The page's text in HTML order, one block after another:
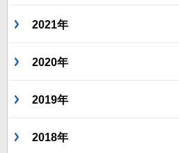
2021年
2020年
2019年
2018年